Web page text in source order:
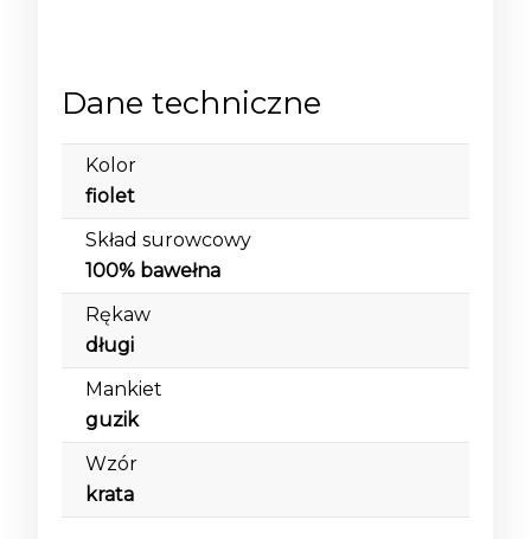
Dane techniczne
Kolor
fiolet
Skład surowcowy
100% bawełna
Rękaw
długi
Mankiet
guzik
Wzór
krata